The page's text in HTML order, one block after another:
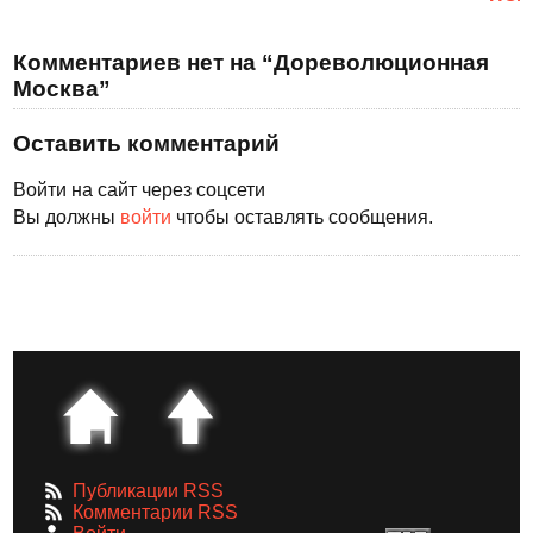
Комментариев нет на “Дореволюционная
Москва”
Оставить комментарий
Войти на сайт через соцсети
Вы должны войти чтобы оставлять сообщения.
Публикации RSS
Комментарии RSS